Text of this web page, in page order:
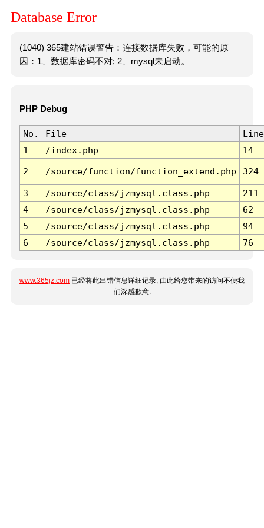
Database Error
(1040) 365建站错误警告：连接数据库失败，可能的原
因：1、数据库密码不对; 2、mysql未启动。
PHP Debug
No. File
Line
1
/index.php 14
2 /source/function/function_extend.php 324
3 /source/class/jzmysql.class.php
211
4
/source/class/jzmysql.class.php
62
5
/source/class/jzmysql.class.php
94
6
/source/class/jzmysql.class.php 76
www.365jz.com 已经将此出错信息详细记录, 由此给您带来的访问不便我
们深感歉意.